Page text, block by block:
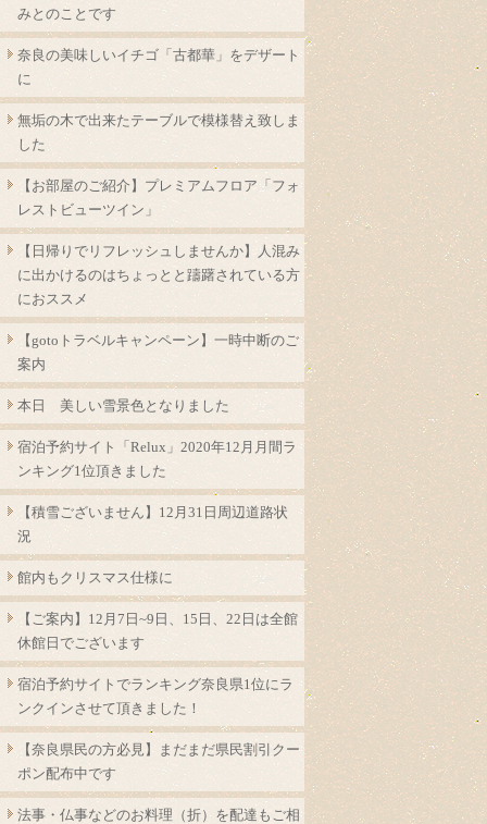
みとのことです
奈良の美味しいイチゴ「古都華」をデザート
に
無垢の木で出来たテーブルで模様替え致しま
した
【お部屋のご紹介】プレミアムフロア「フォ
レストビューツイン」
【日帰りでリフレッシュしませんか】人混み
に出かけるのはちょっとと躊躇されている方
におススメ
【gotoトラベルキャンペーン】一時中断のご
案内
本日 美しい雪景色となりました
宿泊予約サイト「Relux」2020年12月月間ラ
ンキング1位頂きました
【積雪ございません】12月31日周辺道路状
況
館内もクリスマス仕様に
【ご案内】12月7日~9日、15日、22日は全館
休館日でございます
宿泊予約サイトでランキング奈良県1位にラ
ンクインさせて頂きました！
【奈良県民の方必見】まだまだ県民割引クー
ポン配布中です
法事・仏事などのお料理（折）を配達もご相